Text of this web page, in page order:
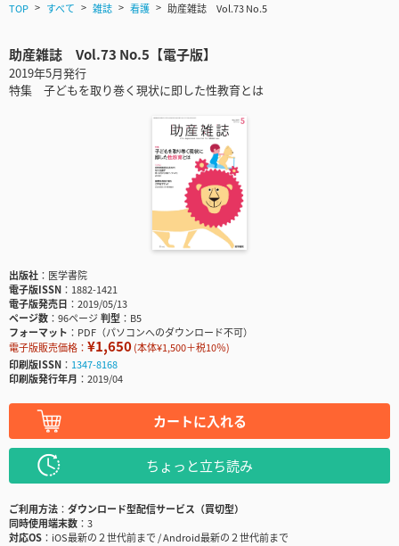
TOP すべて 雑誌 看護 助産雑誌 Vol.73 No.5
助産雑誌 Vol.73 No.5【電子版】
2019年5月発行
特集 子どもを取り巻く現状に即した性教育とは
出版社
医学書院
電子版ISSN
1882-1421
電子版発売日
2019/05/13
ページ数
96ページ判型
B5
フォーマット
PDF（パソコンへのダウンロード不可）
電子版販売価格： ¥1,650(本体¥1,500＋税10％)
印刷版ISSN
1347-8168
印刷版発行年月
2019/04
カートに入れる
ちょっと立ち読み
ご利用方法
ダウンロード型配信サービス（買切型）
同時使用端末数
3
対応OS
iOS最新の２世代前まで / Android最新の２世代前まで